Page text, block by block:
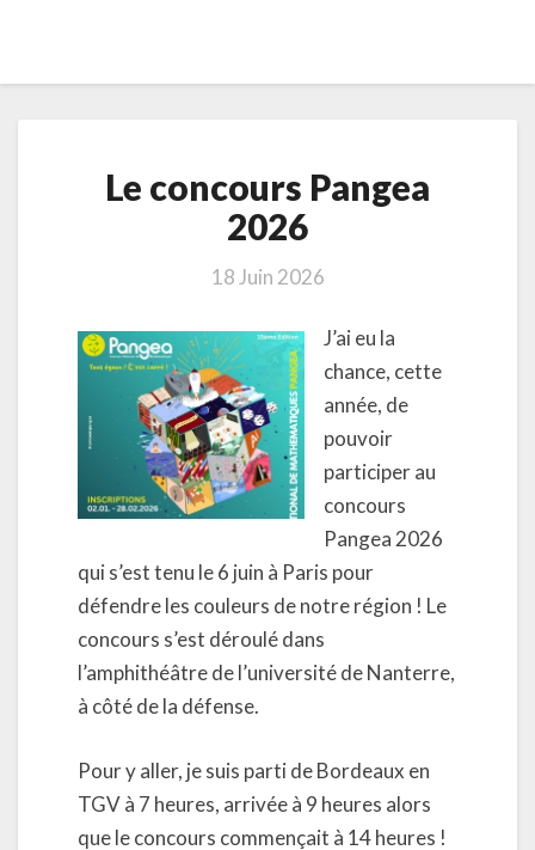
concours
Pangea
2026
Le concours Pangea
2026
18 Juin 2026
J’ai eu la
chance, cette
année, de
pouvoir
participer au
concours
Pangea 2026
qui s’est tenu le 6 juin à Paris pour
défendre les couleurs de notre région ! Le
concours s’est déroulé dans
l’amphithéâtre de l’université de Nanterre,
à côté de la défense.
Pour y aller, je suis parti de Bordeaux en
TGV à 7 heures, arrivée à 9 heures alors
que le concours commençait à 14 heures !